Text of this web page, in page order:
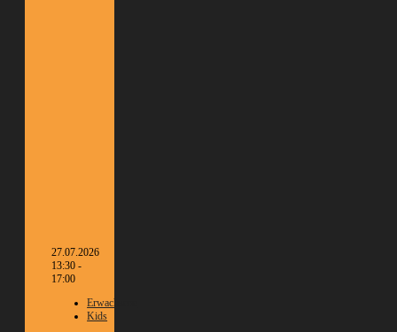
27.07.2026
13:30 -
17:00
Erwachsene
Kids